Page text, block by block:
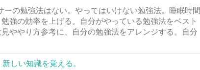
の勉強法はない。やってはいけない勉強法。睡眠時間
強の効率を上げる。自分がやっている勉強法をベスト
ややり方参考に、自分の勉強法をアレンジする。自分
しい知識を覚える。